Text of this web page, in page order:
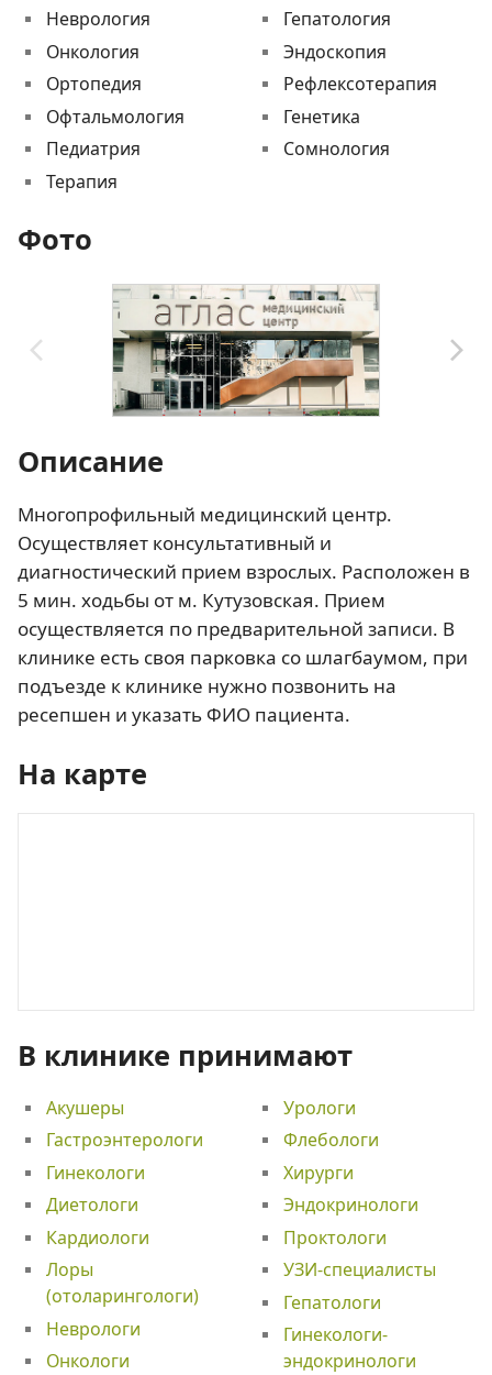
Неврология
Онкология
Ортопедия
Офтальмология
Педиатрия
Терапия
Гепатология
Эндоскопия
Рефлексотерапия
Генетика
Сомнология
Фото
Описание
Многопрофильный медицинский центр.
Осуществляет консультативный и
диагностический прием взрослых. Расположен в
5 мин. ходьбы от м. Кутузовская. Прием
осуществляется по предварительной записи. В
клинике есть своя парковка со шлагбаумом, при
подъезде к клинике нужно позвонить на
ресепшен и указать ФИО пациента.
На карте
В клинике принимают
Акушеры
Гастроэнтерологи
Гинекологи
Диетологи
Кардиологи
Лоры
(отоларингологи)
Неврологи
Онкологи
Урологи
Флебологи
Хирурги
Эндокринологи
Проктологи
УЗИ-специалисты
Гепатологи
Гинекологи-
эндокринологи